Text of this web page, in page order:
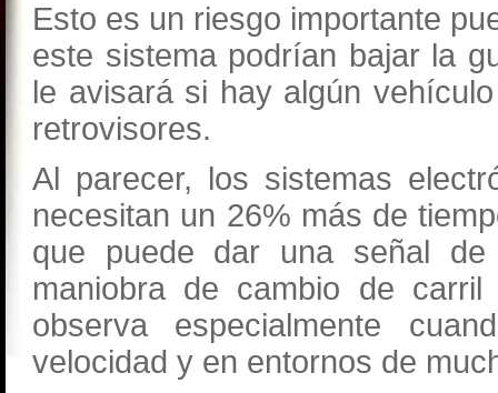
Esto es un riesgo importante
este sistema podrían bajar la
le avisará si hay algún
retrovisores.
Al parecer, los sistemas
necesitan un 26% más de
que puede dar una señal de
maniobra de cambio de
observa especialmente
velocidad y en entornos de